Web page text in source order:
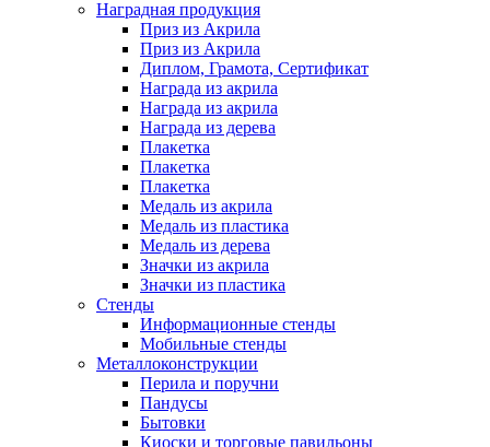
Наградная продукция
Приз из Акрила
Приз из Акрила
Диплом, Грамота, Сертификат
Награда из акрила
Награда из акрила
Награда из дерева
Плакетка
Плакетка
Плакетка
Медаль из акрила
Медаль из пластика
Медаль из дерева
Значки из акрила
Значки из пластика
Cтенды
Информационные стенды
Мобильные стенды
Металлоконструкции
Перила и поручни
Пандусы
Бытовки
Киоски и торговые павильоны